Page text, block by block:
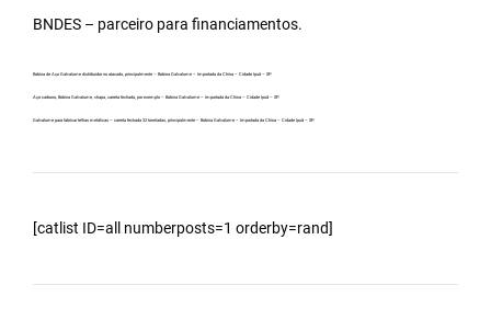
BNDES – parceiro para financiamentos.
Bobina de Aço Galvalume distribuidor no atacado, principalmente – Bobina Galvalume – Importada da China – Cidade Ipuã – SP.
Aço carbono, Bobina Galvalume, chapa, carreta fechada, por exemplo – Bobina Galvalume – Importada da China – Cidade Ipuã – SP.
Galvalume para fabricar telhas metálicas – carreta fechada 32 toneladas, principalmente – Bobina Galvalume – Importada da China – Cidade Ipuã – SP.
[catlist ID=all numberposts=1 orderby=rand]